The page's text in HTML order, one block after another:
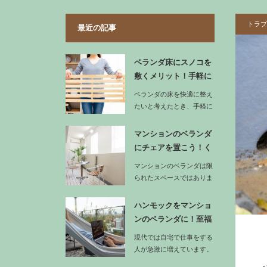
トラ
最近の記事
ベランダ床にスノコを
敷くメリット！手軽に
足場を整え…
ベランダの床を快適に整え
たいと考えたとき、手軽に
がスノコ…
マンションのベランダ
にチェアを置こう！く
つろぎ時間…
マンションのベランダは限
られたスペースではありま
つろぎ空…
ハンモックをマンショ
ンのベランダに！至福
の時間を過…
現代では自宅で仕事をする
人が急激に増えています。